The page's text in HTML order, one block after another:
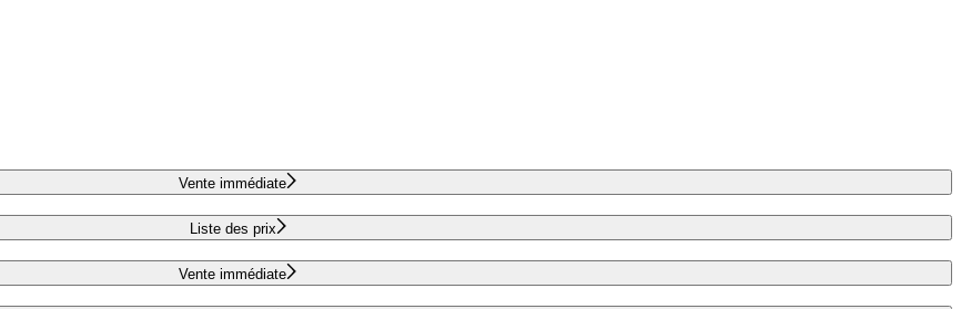
Vente immédiate
Liste des prix
Vente immédiate